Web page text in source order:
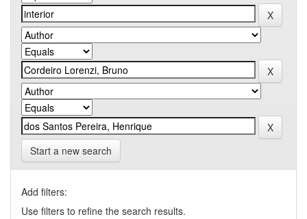
Start a new search
Add filters:
Use filters to refine the search results.